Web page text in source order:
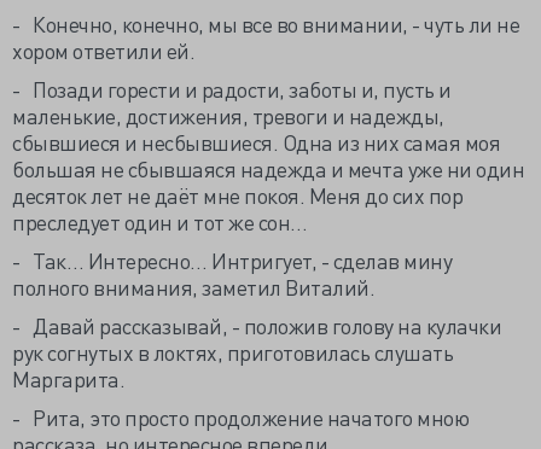
- Конечно, конечно, мы все во внимании, - чуть ли не
хором ответили ей.
- Позади горести и радости, заботы и, пусть и
маленькие, достижения, тревоги и надежды,
сбывшиеся и несбывшиеся. Одна из них самая моя
большая не сбывшаяся надежда и мечта уже ни один
десяток лет не даёт мне покоя. Меня до сих пор
преследует один и тот же сон…
- Так… Интересно… Интригует, - сделав мину
полного внимания, заметил Виталий.
- Давай рассказывай, - положив голову на кулачки
рук согнутых в локтях, приготовилась слушать
Маргарита.
- Рита, это просто продолжение начатого мною